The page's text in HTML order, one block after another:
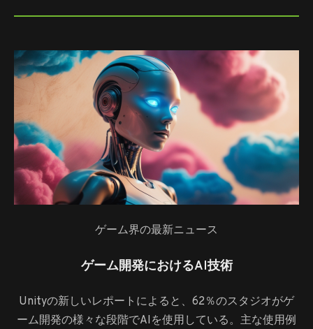
ゲーム界の最新ニュース
ゲーム開発におけるAI技術
Unityの新しいレポートによると、62％のスタジオがゲ
ーム開発の様々な段階でAIを使用している。主な使用例